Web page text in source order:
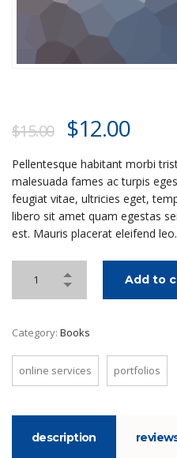
$15.00 $12.00
Pellentesque habitant morbi
malesuada fames ac turpis
feugiat vitae, ultricies eget,
libero sit amet quam egestas
est. Mauris placerat eleifend leo.
Add to
Category: Books
online services portfolios
description